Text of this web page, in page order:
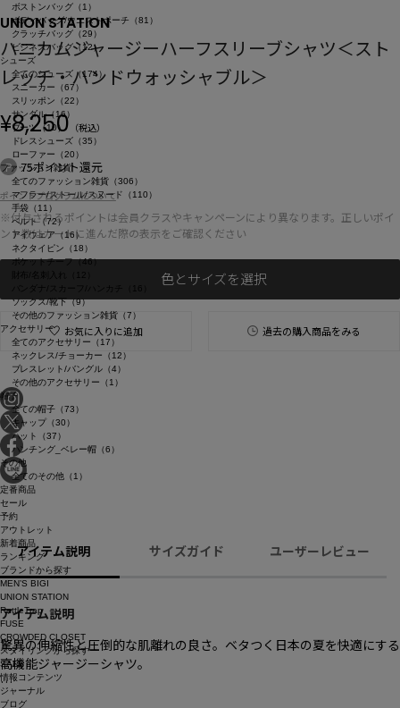
ボストンバッグ（1）
ボディバッグ/ウエストポーチ（81）
クラッチバッグ（29）
ビジネスバッグ（12）
シューズ
全てのシューズ（174）
スニーカー（67）
スリッポン（22）
サンダル（16）
ブーツ（10）
ドレスシューズ（35）
ローファー（20）
ファッション雑貨
全てのファッション雑貨（306）
マフラー/ストール/スヌード（110）
手袋（11）
ベルト（72）
アイウェア（16）
ネクタイピン（18）
ポケットチーフ（46）
財布/名刺入れ（12）
ソックス/靴下（9）
その他のファッション雑貨（7）
アクセサリー
全てのアクセサリー（17）
ネックレス/チョーカー（12）
ブレスレット/バングル（4）
その他のアクセサリー（1）
帽子
全ての帽子（73）
キャップ（30）
ハット（37）
ハンチング_ベレー帽（6）
その他
全てのその他（1）
定番商品
セール
予約
アウトレット
新着商品
ランキング
ブランドから探す
MEN’S BIGI
UNION STATION
RattleTrap
FUSE
CROWDED CLOSET
スタイリングから探す
SALE
情報コンテンツ
ジャーナル
ブログ
UNION STATION
ハニカムジャージーハーフスリーブシャツ＜スト
レッチ・ハンドウォッシャブル＞
¥8,250 （税込）
75ポイント還元
ポイントプログラムについて
※付与されるポイントは会員クラスやキャンペーンにより異なります。正しいポイ
ント数はカートに進んだ際の表示をご確認ください
色とサイズを選択
お気に入りに追加 過去の購入商品をみる
アイテム説明 サイズガイド ユーザーレビュー
アイテム説明
驚異の伸縮性と圧倒的な肌離れの良さ。ベタつく日本の夏を快適にする
高機能ジャージーシャツ。
■デザイン